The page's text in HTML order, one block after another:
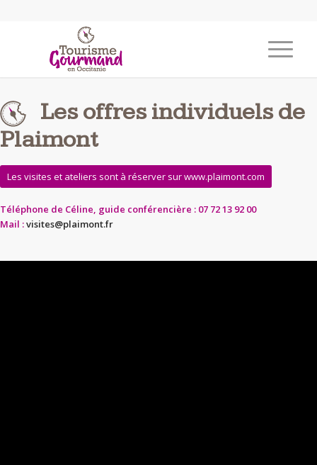
Les offres individuels de
Plaimont
Les visites et ateliers sont à réserver sur www.plaimont.com
Téléphone de Céline, guide conférencière : 07 72 13 92 00
Mail :visites@plaimont.fr